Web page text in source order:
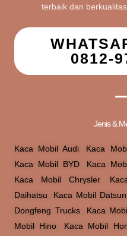
terbaik dan
0812-
Jenis &
Kaca Mobil Audi Kaca
Kaca Mobil BYD
Kaca
Kaca Mobil Chrysler,
Daihatsu
Kaca Mobil Datsun
Dongfeng Trucks, Kaca
Mobil Hino
Kaca Mobil